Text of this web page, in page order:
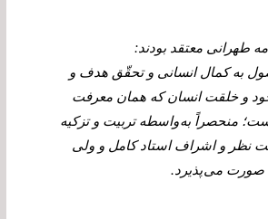
طهرانى معتقد بودند:
به کمال انسانی و تحقّق هدف و
و خلقت انسان که همان معرفت
منحصراً به واسطه تربیت و تزکیه
نظر و اشراف استاد کامل و ولی
صورت می پذیرد.